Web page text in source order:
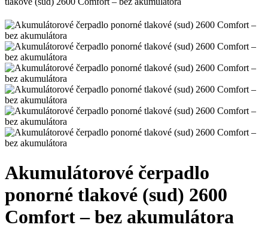
Akumulátorové čerpadlo
ponorné tlakové (sud) 2600
Comfort – bez akumulátora